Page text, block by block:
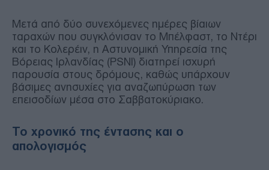
Μετά από δύο συνεχόμενες ημέρες βίαιων
ταραχών που συγκλόνισαν το Μπέλφαστ, το Ντέρι
και το Κολερέιν, η Αστυνομική Υπηρεσία της
Βόρειας Ιρλανδίας (PSNI) διατηρεί ισχυρή
παρουσία στους δρόμους, καθώς υπάρχουν
βάσιμες ανησυχίες για αναζωπύρωση των
επεισοδίων μέσα στο Σαββατοκύριακο.
Το χρονικό της έντασης και ο
απολογισμός